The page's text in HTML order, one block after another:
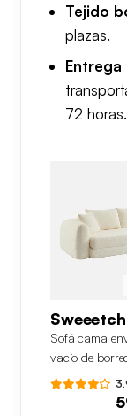
Tapizado
plazas,
una
Tejido
plazas.
72 horas.
Sweeetch
Sofá cama
vacío de
texturizado, 3